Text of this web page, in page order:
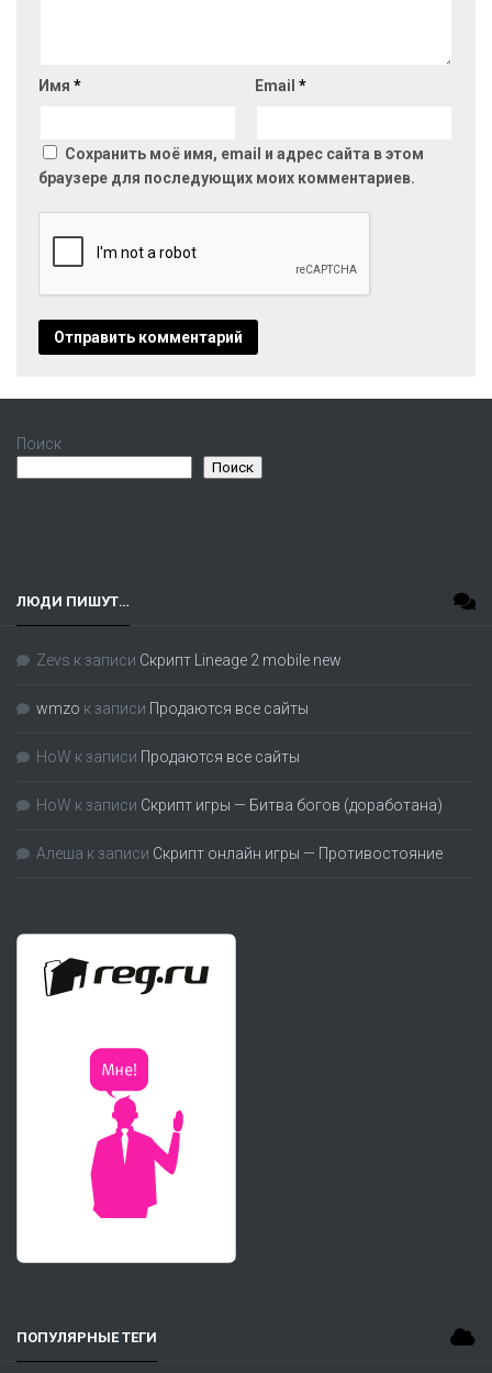
Имя * Email *
Сохранить моё имя, email и адрес сайта в этом
браузере для последующих моих комментариев.
Поиск
Поиск
ЛЮДИ ПИШУТ…
Zevs к записи Скрипт Lineage 2 mobile new
wmzo к записи Продаются все сайты
HoW к записи Продаются все сайты
HoW к записи Скрипт игры — Битва богов (доработана)
Алеша к записи Скрипт онлайн игры — Противостояние
ПОПУЛЯРНЫЕ ТЕГИ